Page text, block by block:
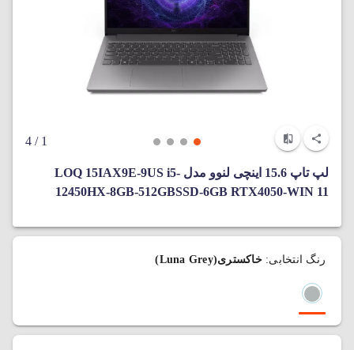
1
/ 4
لپ‌ تاپ 15.6 اینچی لنوو مدل LOQ 15IAX9E-9US i5-
12450HX-8GB-512GBSSD-6GB RTX4050-WIN 11
رنگ انتخابی:خاکستری(Luna Grey)